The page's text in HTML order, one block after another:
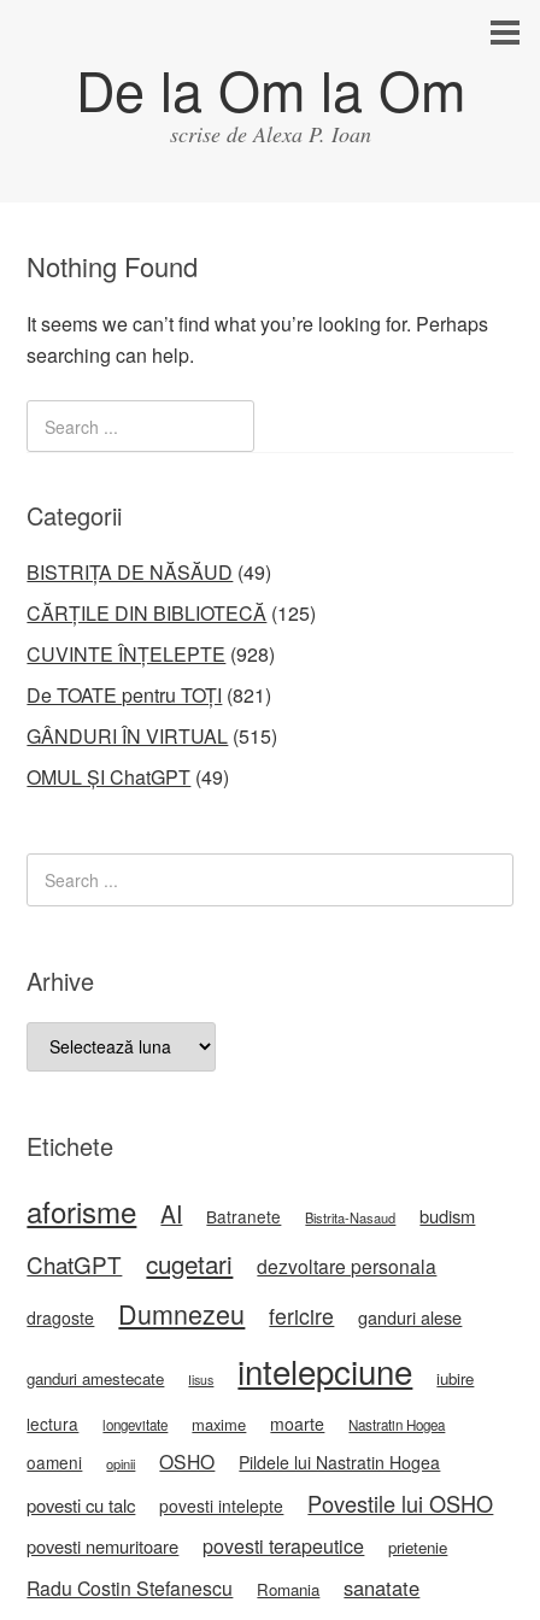
De la Om la Om
scrise de Alexa P. Ioan
Nothing Found
It seems we can’t find what you’re looking for. Perhaps
searching can help.
Categorii
BISTRIȚA DE NĂSĂUD (49)
CĂRȚILE DIN BIBLIOTECĂ (125)
CUVINTE ÎNȚELEPTE (928)
De TOATE pentru TOȚI (821)
GÂNDURI ÎN VIRTUAL (515)
OMUL ȘI ChatGPT (49)
Arhive
Arhive
Etichete
aforisme AI Batranete Bistrita-Nasaud budism
ChatGPT cugetari dezvoltare personala
dragoste Dumnezeu fericire ganduri alese
ganduri amestecate Iisus intelepciune iubire
lectura longevitate maxime moarte Nastratin Hogea
oameni opinii OSHO Pildele lui Nastratin Hogea
povesti cu talc povesti intelepte Povestile lui OSHO
povesti nemuritoare povesti terapeutice prietenie
Radu Costin Stefanescu Romania sanatate